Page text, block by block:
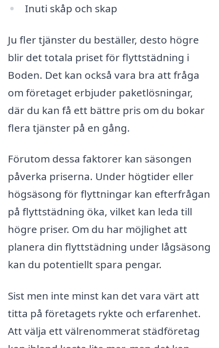
Inuti skåp och skap
Ju fler tjänster du beställer, desto högre
blir det totala priset för flyttstädning i
Boden. Det kan också vara bra att fråga
om företaget erbjuder paketlösningar,
där du kan få ett bättre pris om du bokar
flera tjänster på en gång.
Förutom dessa faktorer kan säsongen
påverka priserna. Under högtider eller
högsäsong för flyttningar kan efterfrågan
på flyttstädning öka, vilket kan leda till
högre priser. Om du har möjlighet att
planera din flyttstädning under lågsäsong
kan du potentiellt spara pengar.
Sist men inte minst kan det vara värt att
titta på företagets rykte och erfarenhet.
Att välja ett välrenommerat städföretag